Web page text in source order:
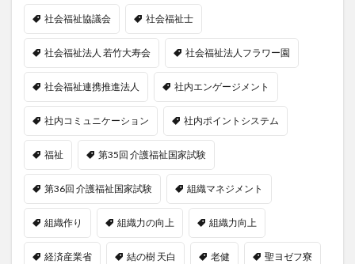
社会福祉協議会 社会福祉士
社会福祉法人 若竹大寿会 社会福祉法人フラワー園
社会福祉連携推進法人 社内エンゲージメント
社内コミュニケーション 社内ポイントシステム
福祉 第35回 介護福祉国家試験
第36回 介護福祉国家試験 組織マネジメント
組織作り 組織力の向上 組織力向上
経済産業省 結の樹 天白 老健 聖ヨゼフ寮